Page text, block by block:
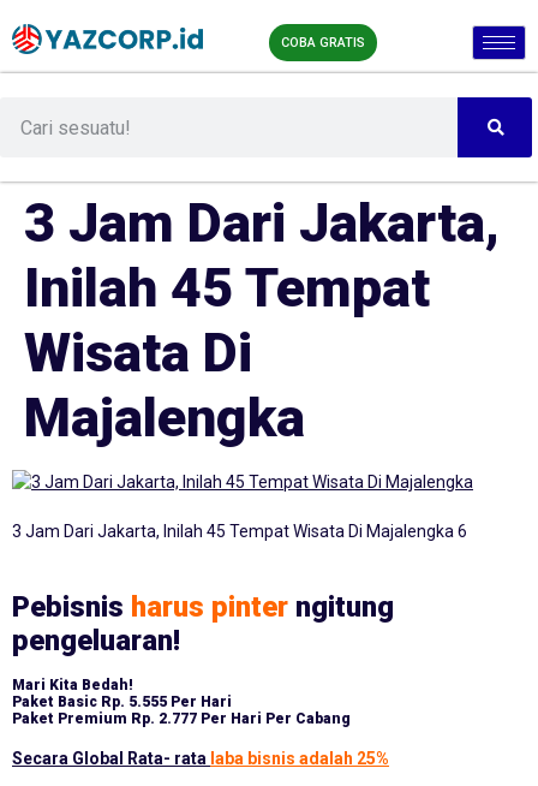
COBA GRATIS
3 Jam Dari Jakarta,
Inilah 45 Tempat
Wisata Di
Majalengka
3 Jam Dari Jakarta, Inilah 45 Tempat Wisata Di Majalengka 6
Pebisnis harus pinter ngitung
pengeluaran!
Mari Kita Bedah!
Paket Basic Rp. 5.555 Per Hari
Paket Premium Rp. 2.777 Per Hari Per Cabang
Secara Global Rata- rata laba bisnis adalah 25%